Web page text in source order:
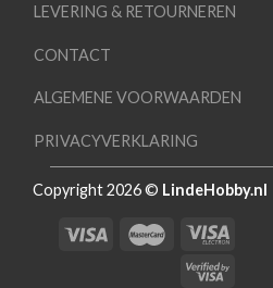
LEVERING & RETOURNEREN
CONTACT
ALGEMENE VOORWAARDEN
PRIVACYVERKLARING
Copyright 2026 © LindeHobby.nl